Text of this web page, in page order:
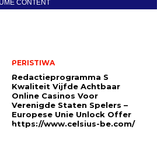
CONTENT
PERISTIWA
Redactieprogramma S
Kwaliteit Vijfde Achtbaar
Online Casinos Voor
Verenigde Staten Spelers –
Europese Unie Unlock Offer
https://www.celsius-be.com/